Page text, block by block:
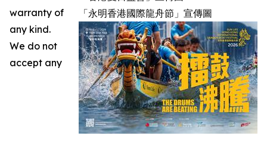
「永明香港國際龍舟節」宣傳圖
warranty of
any kind.
We do not
accept any